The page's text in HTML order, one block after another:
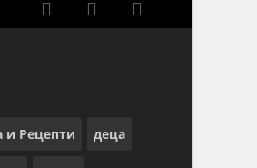
и Рецепти деца